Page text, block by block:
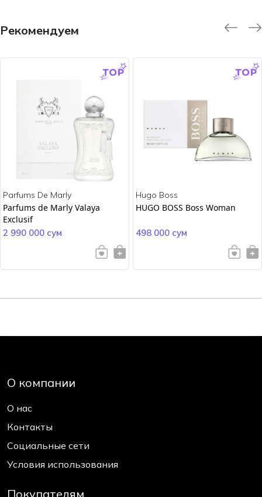
Рекомендуем
Parfums De Marly
Parfums de Marly Valaya
Exclusif
2 990 000 сум
Hugo Boss
HUGO BOSS Boss Woman
498 000 сум
О компании
О нас
Контакты
Социальные сети
Условия использования
Покупателям